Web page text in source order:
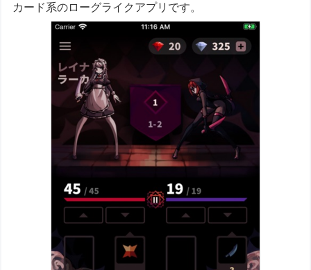
カード系のローグライクアプリです。